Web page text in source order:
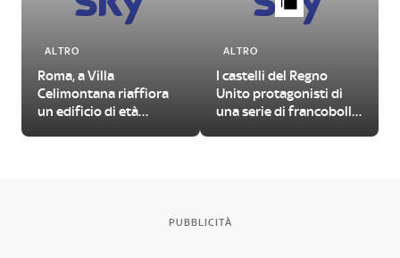
ALTRO
Roma, a Villa
Celimontana riaffiora
un edificio di età
ALTRO
I castelli del Regno
Unito protagonisti di
una serie di francobolli
PUBBLICITÀ